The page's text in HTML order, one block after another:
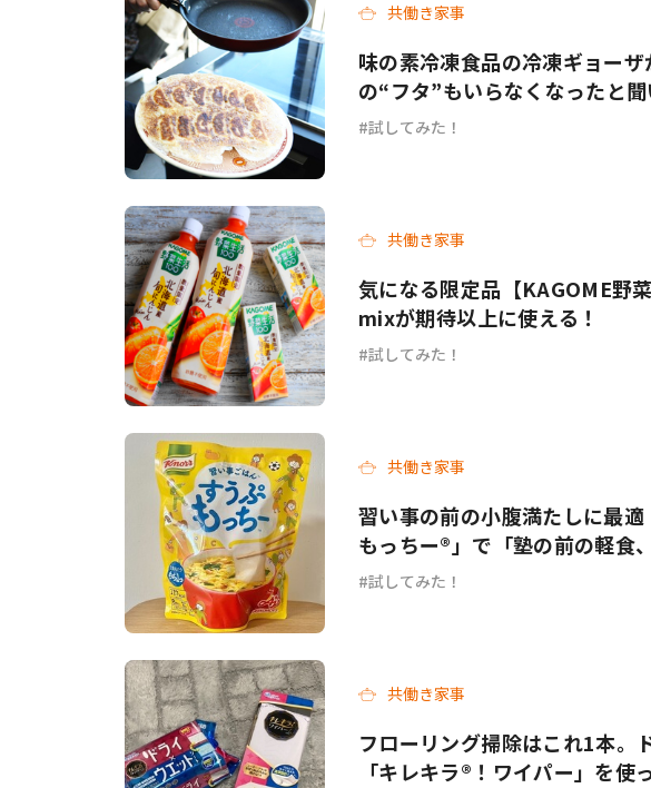
共働き家事
味の素冷凍食品の冷凍ギョー
の“フタ”もいらなくなったと
試してみた！
共働き家事
気になる限定品【KAGOME野
mixが期待以上に使える！
試してみた！
共働き家事
習い事の前の小腹満たしに最
もっちー®」で「塾の前の軽食
試してみた！
共働き家事
フローリング掃除はこれ1本。
「キレキラ®！ワイパー」を使